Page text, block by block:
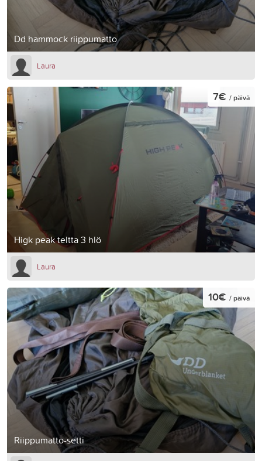
Dd hammock riippumatto
Laura
Higk peak teltta 3 hlö
7€ / päivä
Laura
Riippumatto-setti
10€ / päivä